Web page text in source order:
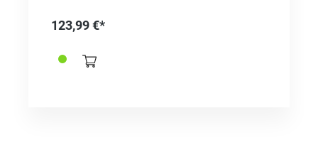
123,99 €*